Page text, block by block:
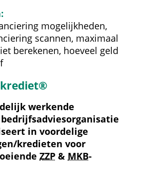
mogelijkheden,
scannen, maximaal
berekenen, hoeveel geld
werkende
in voordelige
kredieten voor
ZZP & MKB-